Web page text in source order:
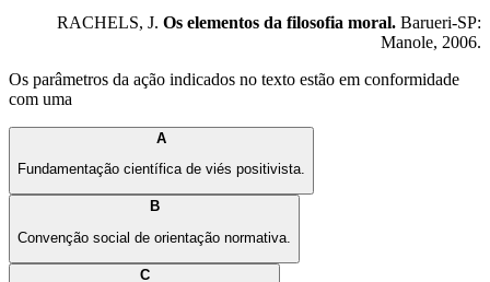
RACHELS, J. Os elementos da filosofia moral. Barueri-SP:
Manole, 2006.
Os parâmetros da ação indicados no texto estão em conformidade
com uma
A
Fundamentação científica de viés positivista.
B
Convenção social de orientação normativa.
C